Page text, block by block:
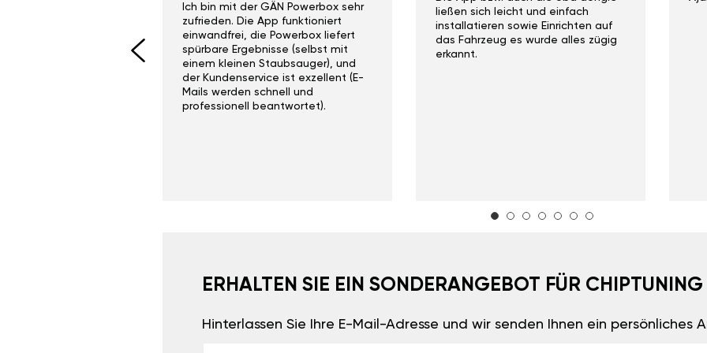
Ich bin mit der GÄN Powerbox sehr
zufrieden. Die App funktioniert
einwandfrei, die Powerbox liefert
spürbare Ergebnisse (selbst mit
einem kleinen Staubsauger), und
der Kundenservice ist exzellent (E-
Mails werden schnell und
professionell beantwortet).
ließen sich leicht und einfach
installatieren sowie Einrichten auf
das Fahrzeug es wurde alles zügig
erkannt.
ERHALTEN SIE EIN SONDERANGEBOT FÜR CHIPTUNING
Hinterlassen Sie Ihre E-Mail-Adresse und wir senden Ihnen ein persönliches